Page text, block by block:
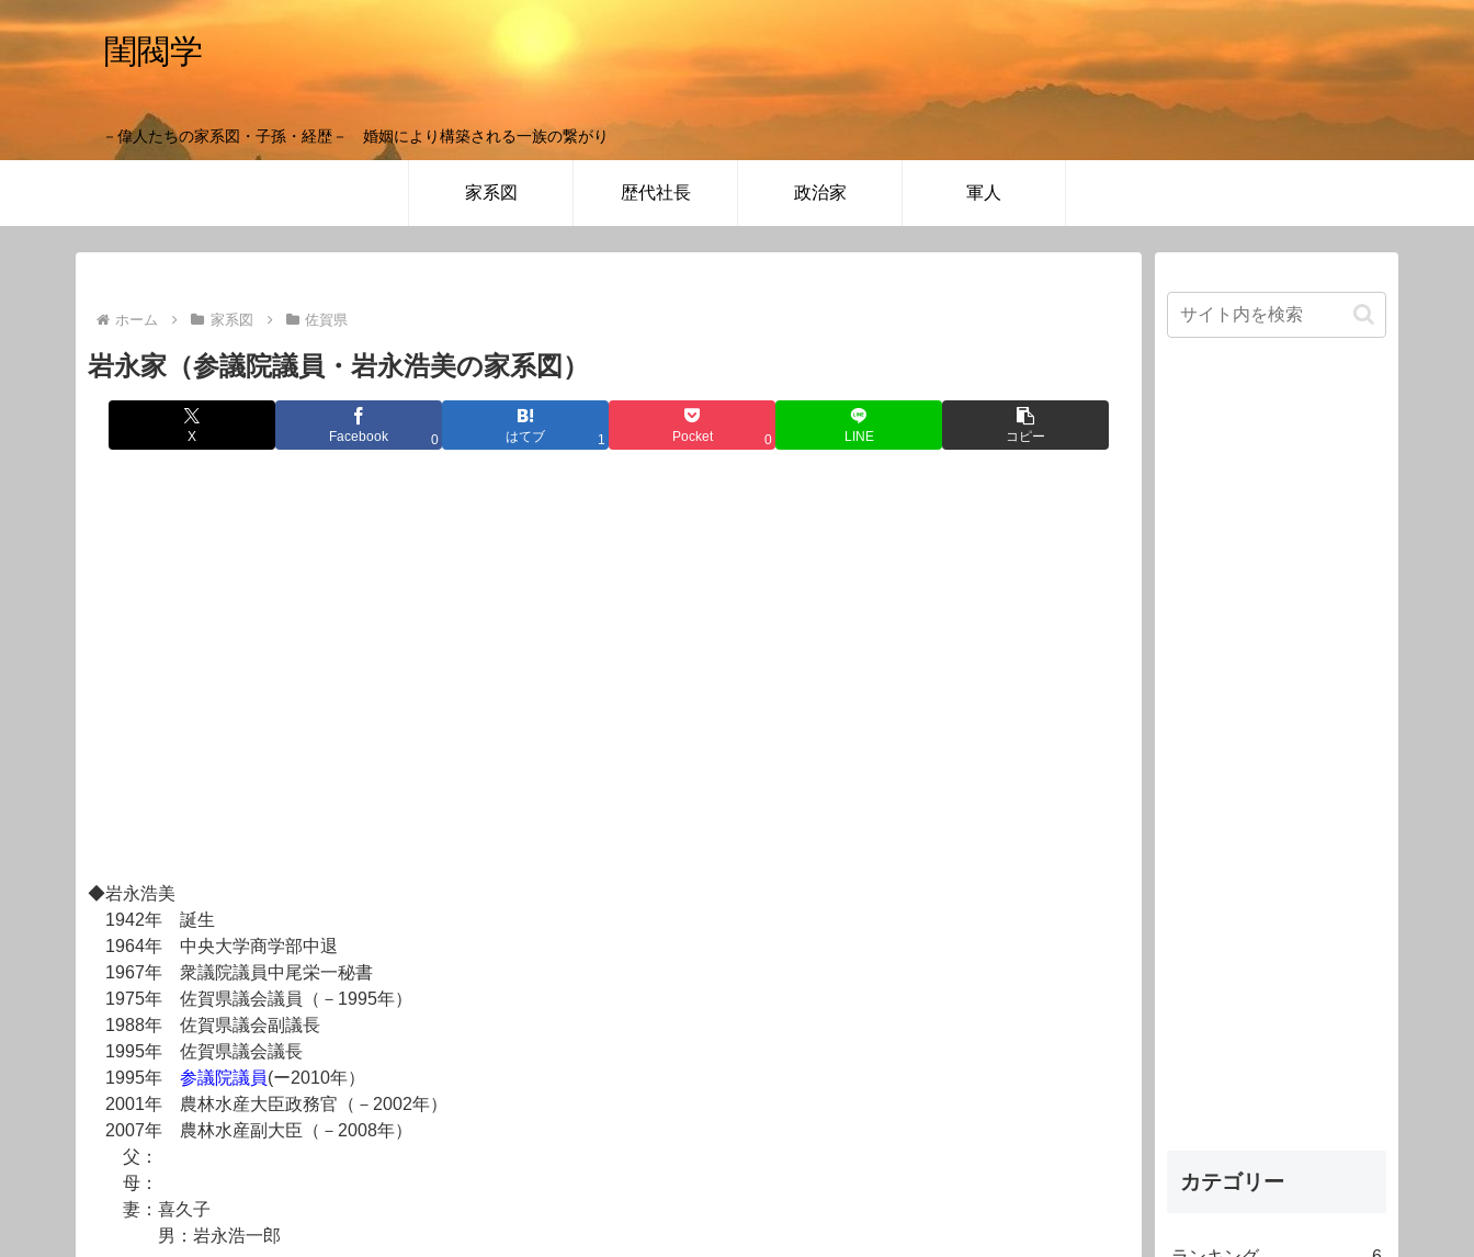
閨閥学
－偉人たちの家系図・子孫・経歴－ 婚姻により構築される一族の繋がり
家系図 歴代社長 政治家 軍人
ホーム 家系図 佐賀県
岩永家（参議院議員・岩永浩美の家系図）
X Facebook 0 はてブ 1 Pocket 0 LINE コピー
◆岩永浩美
1942年 誕生
1964年 中央大学商学部中退
1967年 衆議院議員中尾栄一秘書
1975年 佐賀県議会議員（－1995年）
1988年 佐賀県議会副議長
1995年 佐賀県議会議長
1995年 参議院議員(ー2010年）
2001年 農林水産大臣政務官（－2002年）
2007年 農林水産副大臣（－2008年）
父：
母：
妻：喜久子
男：岩永浩一郎
カテゴリー